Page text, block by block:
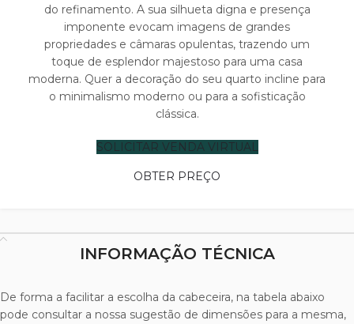
do refinamento. A sua silhueta digna e presença
imponente evocam imagens de grandes
propriedades e câmaras opulentas, trazendo um
toque de esplendor majestoso para uma casa
moderna. Quer a decoração do seu quarto incline para
o minimalismo moderno ou para a sofisticação
clássica.
SOLICITAR VENDA VIRTUAL
OBTER PREÇO
INFORMAÇÃO TÉCNICA
De forma a facilitar a escolha da cabeceira, na tabela abaixo
pode consultar a nossa sugestão de dimensões para a mesma,